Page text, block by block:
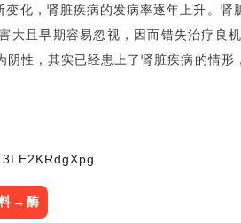
化，肾脏疾病的发病率逐年上升。
大且早期容易忽视，因而错失治疗良
性，其实已经患上了肾脏疾病的情
→酶